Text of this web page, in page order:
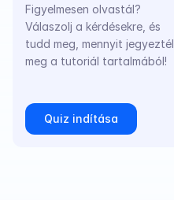
Figyelmesen olvastál?
Válaszolj a kérdésekre, és
tudd meg, mennyit jegyeztél
meg a tutoriál tartalmából!
Quiz indítása